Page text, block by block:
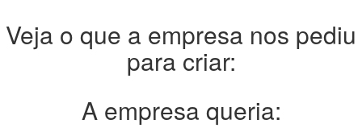
Veja o que a empresa nos pediu
para criar:
A empresa queria: